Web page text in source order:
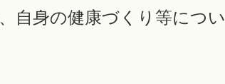
自身の健康づくり等につい